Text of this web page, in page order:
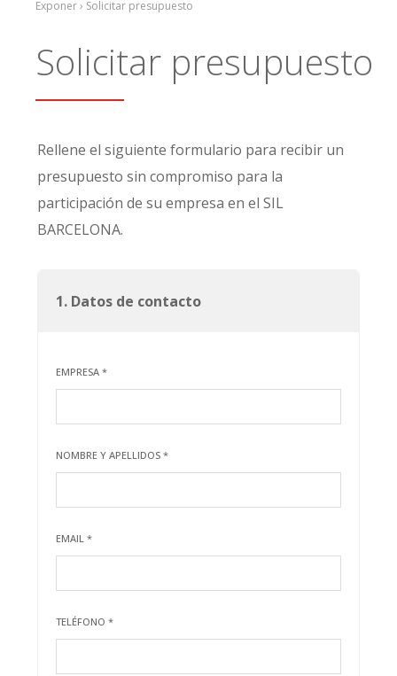
Exponer › Solicitar presupuesto
Solicitar presupuesto
Rellene el siguiente formulario para recibir un
presupuesto sin compromiso para la
participación de su empresa en el SIL
BARCELONA.
1. Datos de contacto
EMPRESA *
NOMBRE Y APELLIDOS *
EMAIL *
TELÉFONO *